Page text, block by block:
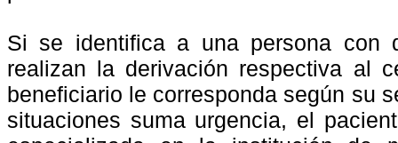
Si se identifica a una persona con
realizan la derivación respectiva al
beneficiario le corresponda según su
situaciones suma urgencia, el